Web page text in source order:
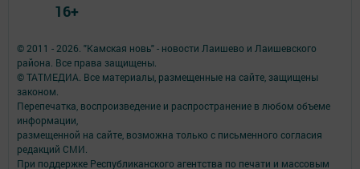
© 2011 - 2026. "Камская новь" - новости Лаишево и Лаишевского
района. Все права защищены.
© ТАТМЕДИА. Все материалы, размещенные на сайте, защищены
законом.
Перепечатка, воспроизведение и распространение в любом объеме
информации,
размещенной на сайте, возможна только с письменного согласия
редакций СМИ.
При поддержке Республиканского агентства по печати и массовым
16+